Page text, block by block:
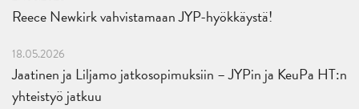
Reece Newkirk vahvistamaan JYP-hyökkäystä!
18.05.2026
Jaatinen ja Liljamo jatkosopimuksiin – JYPin ja KeuPa HT:n
yhteistyö jatkuu